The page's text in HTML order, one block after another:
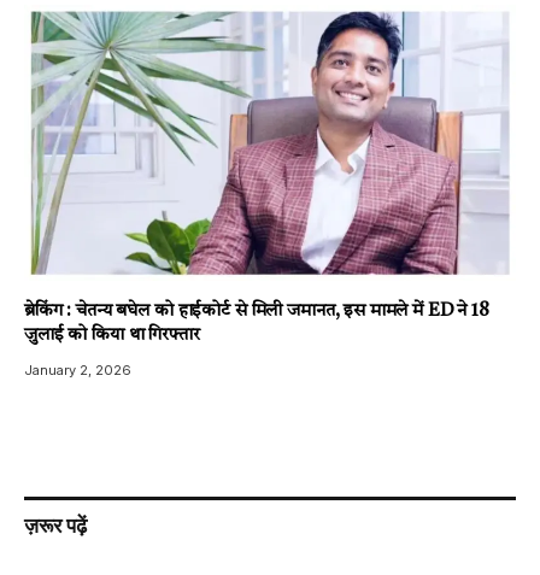
ब्रेकिंग : चेतन्य बघेल को हाईकोर्ट से मिली जमानत, इस मामले में ED ने 18
जुलाई को किया था गिरफ्तार
January 2, 2026
ज़रूर पढ़ें